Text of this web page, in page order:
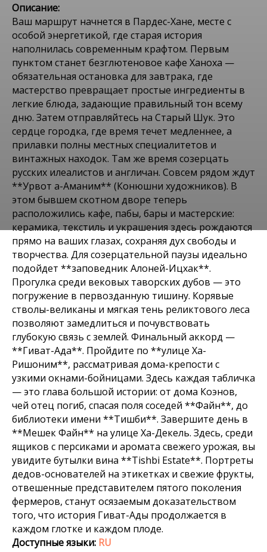
Места в Биньямина-Гиват Ада, Пардес-Хана-Каркур
ОТ ХИПСТЕРСКОЙ
ПАРДЕС-ХАНЫ ДО ГИВАТ
АДЫ. BINYAMINA-GIV'AT
ADA, PARDES HANNA-
KARKUR OF APR 7, 2026
Описание:
Ваш маршрут начнется в Пардес-Хане, месте с
особой энергетикой, где старая история
наполнилась современным крафтом. Первым
пунктом станет безглютеновое кафе Ханоха —
обязательная остановка для завтрака, где
мастерство превращает простые ингредиенты в
легкие блюда, задающие правильный тон всему
дню. Затем отправляйтесь на Старый Шук. Это
сердце городка, где время течет медленнее, а
прилавки полны местных специалитетов и
винтажных находок. Там же время созерцать
русских илеалистов и англичан. Совсем рядом ждут
**Урвот а-Аманим** (Конюшни художников). В
этом бывшем скотном дворе теперь
расположились кафе, пабы, бары и мастерские:
керамика, текстиль и украшения здесь рождаются
прямо на ваших глазах, сохраняя дух свободы и
творчества. Для созерцательной паузы идеально
подойдет **заповедник Алоней-Ицхак**.
Прогулка среди вековых таворских дубов — это
погружение в первозданную тишину. Корявые
стволы-великаны и мягкая тень реликтового леса
позволяют замедлиться и почувствовать
глубокую связь с землей. Финальный аккорд —
**Гиват-Ада**. Пройдите по **улице Ха-
Ришоним**, рассматривая дома-крепости с
узкими окнами-бойницами. Здесь каждая табличка
— это глава большой истории: от дома Коэнов,
чей отец погиб, спасая поля соседей **Файн**, до
библиотеки имени **Тишби**. Завершите день в
**Мешек Файн** на улице Ха-Декель. Здесь, среди
ящиков с персиками и аромата свежего урожая, вы
увидите бутылки вина **Tishbi Estate**. Портреты
дедов-основателей на этикетках и свежие фрукты,
отвешенные представителем пятого поколения
фермеров, станут осязаемым доказательством
того, что история Гиват-Ады продолжается в
каждом глотке и каждом плоде.
Доступные языки: RU